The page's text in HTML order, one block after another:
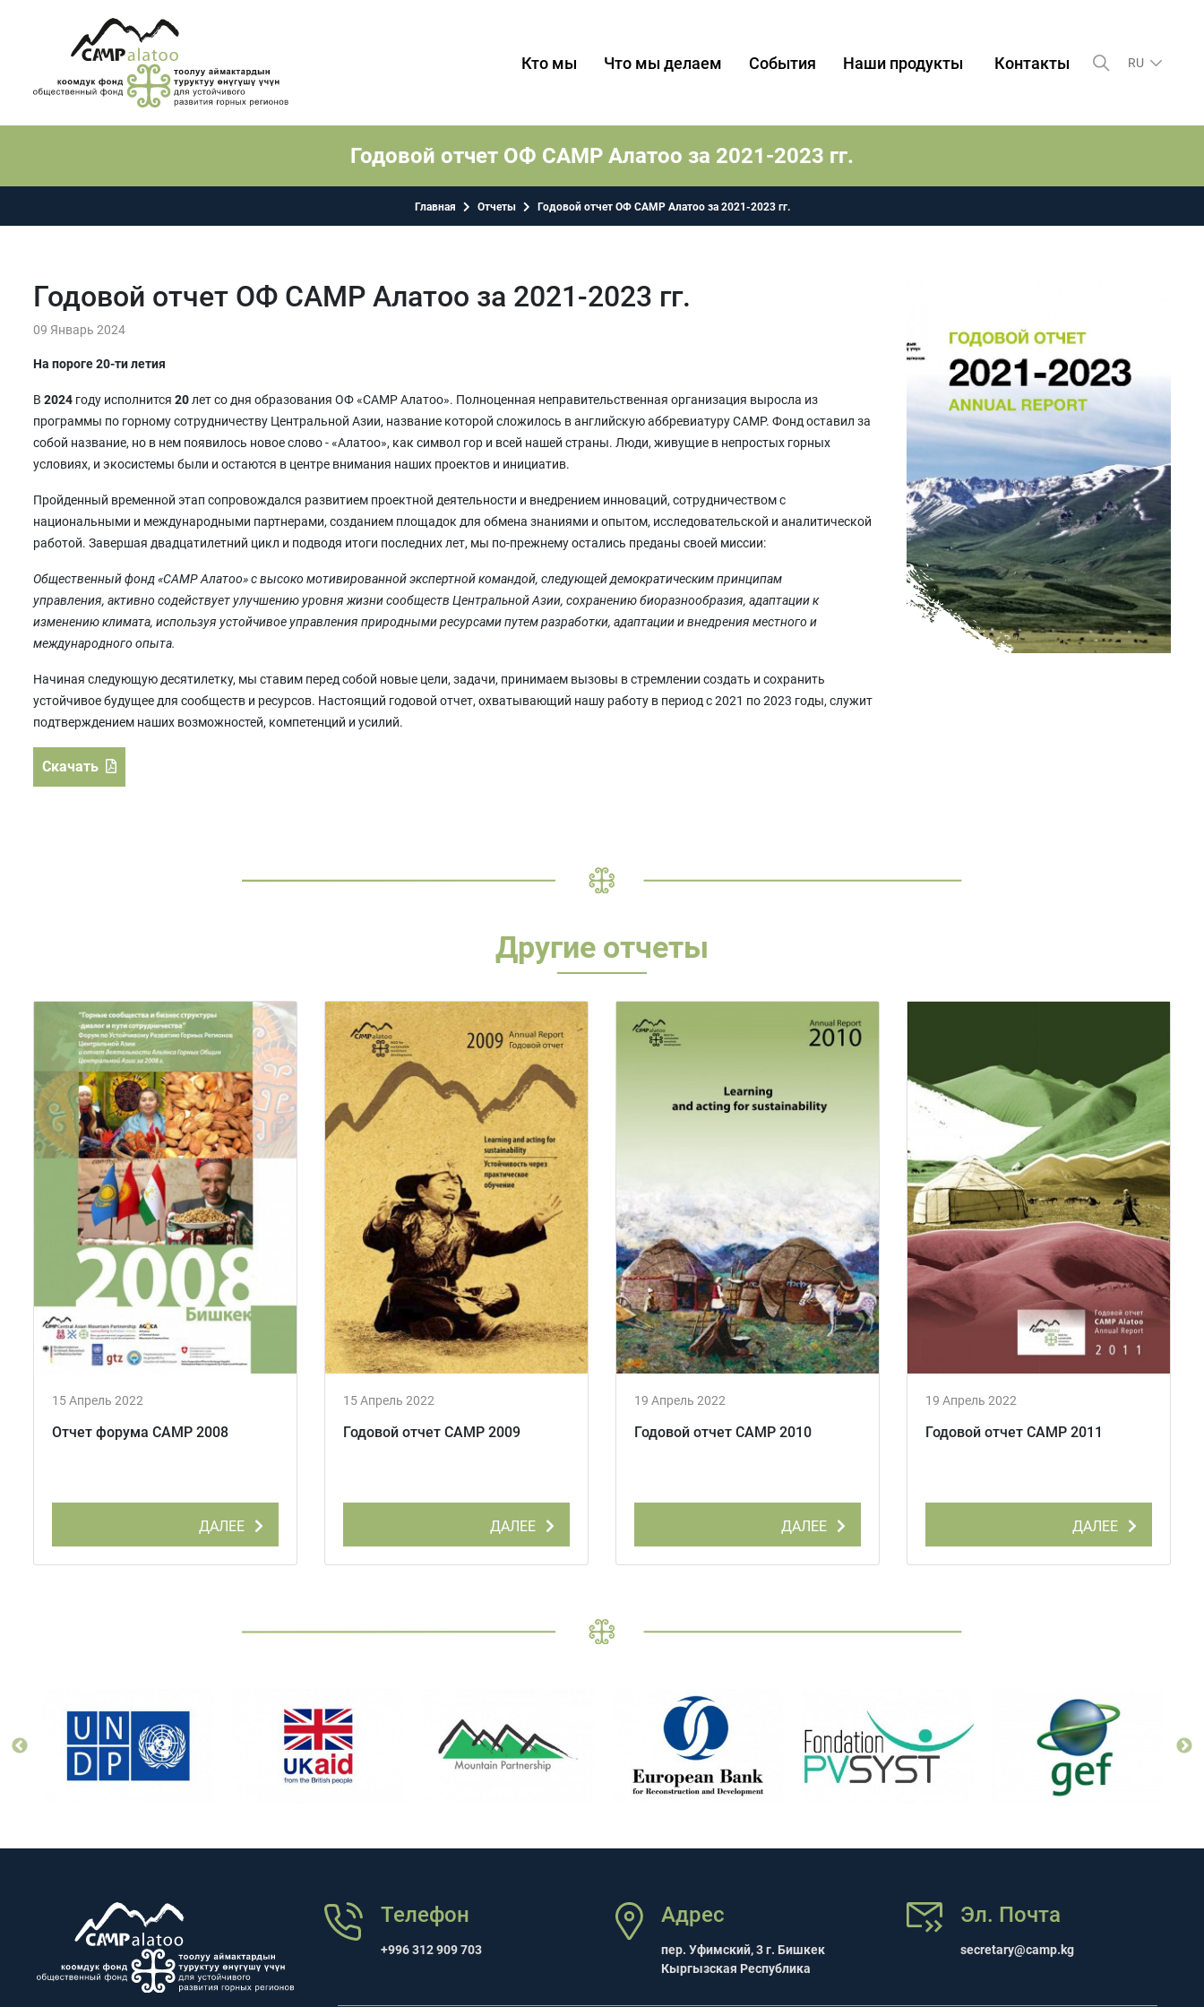
Кто мы Что мы делаем События Наши продукты Контакты RU
Годовой отчет ОФ САМР Алатоо за 2021-2023 гг.
Главная Отчеты Годовой отчет ОФ САМР Алатоо за 2021-2023 гг.
Годовой отчет ОФ САМР Алатоо за 2021-2023 гг.
09 Январь 2024
На пороге 20-ти летия
В 2024 году исполнится 20лет со дня образования ОФ «САМР Алатоо». Полноценная неправительственная организация выросла из
программы по горному сотрудничеству Центральной Азии, название которой сложилось в английскую аббревиатуру САМР. Фонд оставил за
собой название, но в нем появилось новое слово - «Алатоо», как символ гор и всей нашей страны. Люди, живущие в непростых горных
условиях, и экосистемы были и остаются в центре внимания наших проектов и инициатив.
Пройденный временной этап сопровождался развитием проектной деятельности и внедрением инноваций, сотрудничеством с
национальными и международными партнерами, созданием площадок для обмена знаниями и опытом, исследовательской и аналитической
работой. Завершая двадцатилетний цикл и подводя итоги последних лет, мы по-прежнему остались преданы своей миссии:
Общественный фонд «CAMP Алатоо» с высоко мотивированной экспертной командой, следующей демократическим принципам
управления, активно содействует улучшению уровня жизни сообществ Центральной Азии, сохранению биоразнообразия, адаптации к
изменению климата, используя устойчивое управления природными ресурсами путем разработки, адаптации и внедрения местного и
международного опыта.
Начиная следующую десятилетку, мы ставим перед собой новые цели, задачи, принимаем вызовы в стремлении создать и сохранить
устойчивое будущее для сообществ и ресурсов. Настоящий годовой отчет, охватывающий нашу работу в период с 2021 по 2023 годы, служит
подтверждением наших возможностей, компетенций и усилий.
Скачать
Другие отчеты
15 Апрель 2022
Отчет форума CAMP 2008
ДАЛЕЕ
15 Апрель 2022
Годовой отчет CAMP 2009
ДАЛЕЕ
19 Апрель 2022
Годовой отчет CAMP 2010
ДАЛЕЕ
19 Апрель 2022
Годовой отчет CAMP 2011
ДАЛЕЕ
Телефон
+996 312 909 703
Адрес
пер. Уфимский, 3 г. Бишкек
Кыргызская Республика
Эл. Почта
secretary@camp.kg